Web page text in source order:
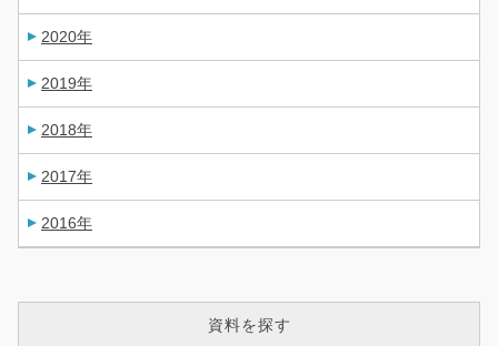
2020年
2019年
2018年
2017年
2016年
資料を探す